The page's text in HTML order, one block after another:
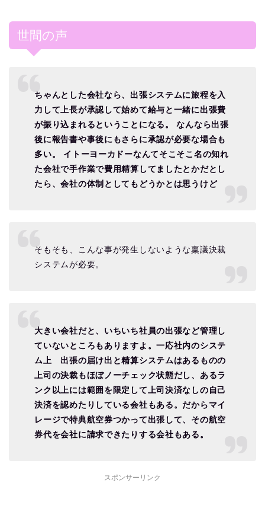
世間の声
ちゃんとした会社なら、出張システムに旅程を入
力して上長が承認して始めて給与と一緒に出張費
が振り込まれるということになる。 なんなら出張
後に報告書や事後にもさらに承認が必要な場合も
多い。 イトーヨーカドーなんてそこそこ名の知れ
た会社で手作業で費用精算してましたとかだとし
たら、会社の体制としてもどうかとは思うけど
そもそも、こんな事が発生しないような稟議決裁
システムが必要。
大きい会社だと、いちいち社員の出張など管理し
ていないところもありますよ。一応社内のシステ
ム上 出張の届け出と精算システムはあるものの
上司の決裁もほぼノーチェック状態だし、あるラ
ンク以上には範囲を限定して上司決済なしの自己
決済を認めたりしている会社もある。だからマイ
レージで特典航空券つかって出張して、その航空
券代を会社に請求できたりする会社もある。
スポンサーリンク